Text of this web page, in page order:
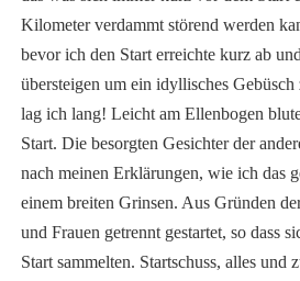
Kilometer verdammt störend werden
bevor ich den Start erreichte kurz ab
übersteigen um ein idyllisches
lag ich lang! Leicht am Ellenbogen
Start. Die besorgten Gesichter der
nach meinen Erklärungen, wie ich das
einem breiten Grinsen. Aus Gründen
und Frauen getrennt gestartet, so dass
Start sammelten. Startschuss, alles und